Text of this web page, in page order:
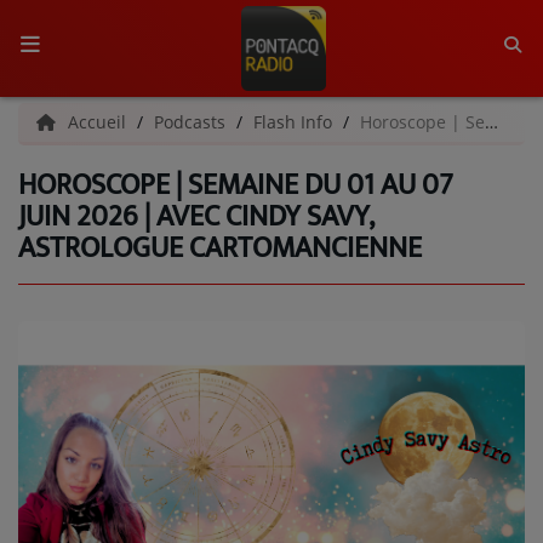
ACCUEIL
RADIO
QUI SOMMES-NOUS ?
L'ÉQUIPE
C'ÉTAIT QUOI CE TITRE ?
MÉDIAS
PODCASTS - SAISON 2026/2027
Accueil Podcasts Flash Info Horoscope | Semaine du 01 au 07 juin 2026 | Avec Cindy Savy, astrologue cartomancienne
HOROSCOPE | SEMAINE DU 01 AU 07
JUIN 2026 | AVEC CINDY SAVY,
ASTROLOGUE CARTOMANCIENNE